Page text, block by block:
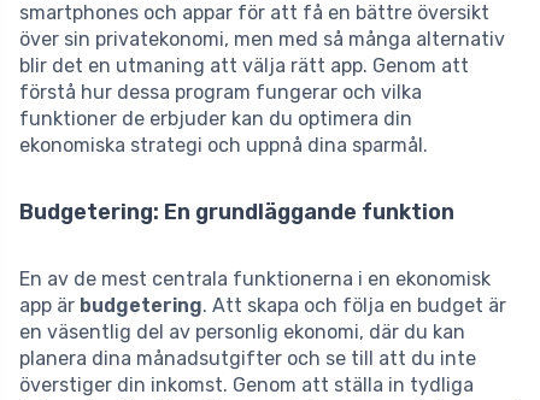
smartphones och appar för att få en bättre översikt
över sin privatekonomi, men med så många alternativ
blir det en utmaning att välja rätt app. Genom att
förstå hur dessa program fungerar och vilka
funktioner de erbjuder kan du optimera din
ekonomiska strategi och uppnå dina sparmål.
Budgetering: En grundläggande funktion
En av de mest centrala funktionerna i en ekonomisk
app är budgetering. Att skapa och följa en budget är
en väsentlig del av personlig ekonomi, där du kan
planera dina månadsutgifter och se till att du inte
överstiger din inkomst. Genom att ställa in tydliga